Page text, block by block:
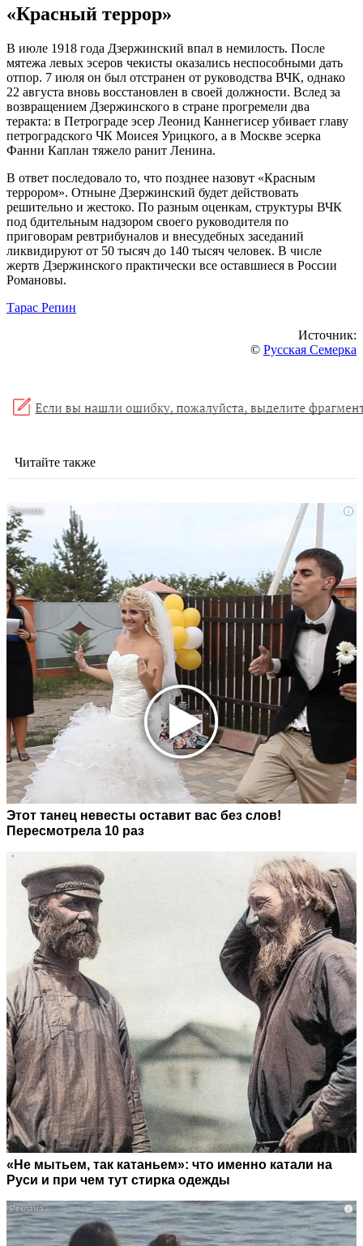
«Красный террор»
В июле 1918 года Дзержинский впал в немилость. После
мятежа левых эсеров чекисты оказались неспособными дать
отпор. 7 июля он был отстранен от руководства ВЧК, однако
22 августа вновь восстановлен в своей должности. Вслед за
возвращением Дзержинского в стране прогремели два
теракта: в Петрограде эсер Леонид Каннегисер убивает главу
петроградского ЧК Моисея Урицкого, а в Москве эсерка
Фанни Каплан тяжело ранит Ленина.
В ответ последовало то, что позднее назовут «Красным
террором». Отныне Дзержинский будет действовать
решительно и жестоко. По разным оценкам, структуры ВЧК
под бдительным надзором своего руководителя по
приговорам ревтрибуналов и внесудебных заседаний
ликвидируют от 50 тысяч до 140 тысяч человек. В числе
жертв Дзержинского практически все оставшиеся в России
Романовы.
Тарас Репин
Источник:
© Русская Семерка
Читайте также
i
Этот танец невесты оставит вас без слов!
Пересмотрела 10 раз
«Не мытьем, так катаньем»: что именно катали на
Руси и при чем тут стирка одежды
i